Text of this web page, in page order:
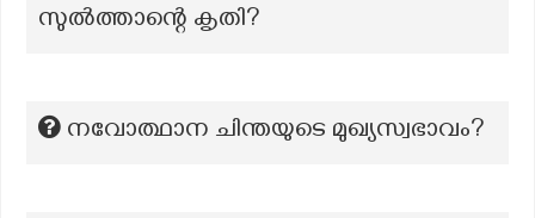
സുൽത്താന്റെ കൃതി?
നവോത്ഥാന ചിന്തയുടെ മുഖ്യസ്വഭാവം?